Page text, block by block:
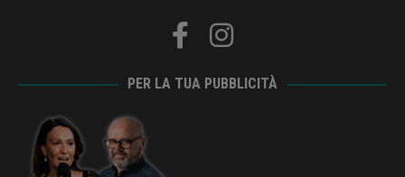
PER LA TUA PUBBLICITÀ